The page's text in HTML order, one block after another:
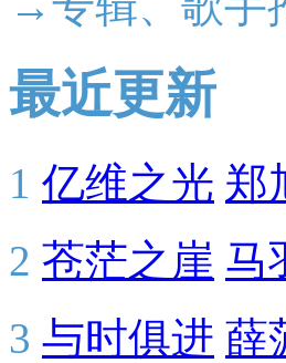
最近更新
1 亿维之光 郑
2 苍茫之崖 马
3 与时俱进 薛